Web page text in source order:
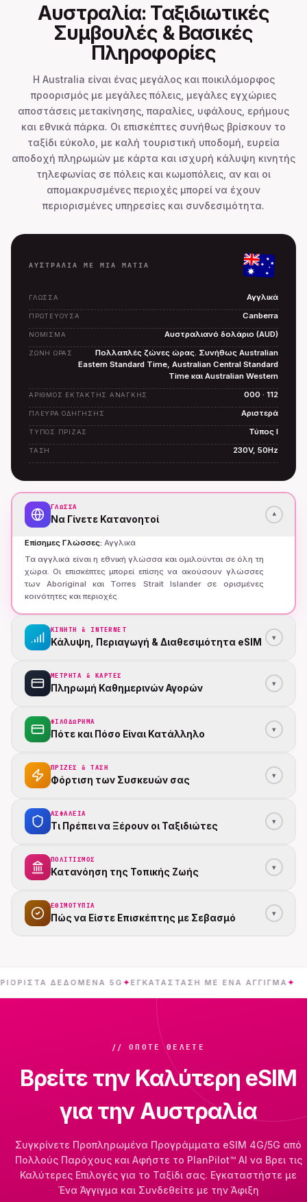
Αυστραλία: Ταξιδιωτικές
Συμβουλές & Βασικές
Πληροφορίες
Η Australia είναι ένας μεγάλος και ποικιλόμορφος
προορισμός με μεγάλες πόλεις, μεγάλες εγχώριες
αποστάσεις μετακίνησης, παραλίες, υφάλους, ερήμους
και εθνικά πάρκα. Οι επισκέπτες συνήθως βρίσκουν το
ταξίδι εύκολο, με καλή τουριστική υποδομή, ευρεία
αποδοχή πληρωμών με κάρτα και ισχυρή κάλυψη κινητής
τηλεφωνίας σε πόλεις και κωμοπόλεις, αν και οι
απομακρυσμένες περιοχές μπορεί να έχουν
περιορισμένες υπηρεσίες και συνδεσιμότητα.
ΑΥΣΤΡΑΛΊΑ ΜΕ ΜΙΑ ΜΑΤΙΑ
ΓΛΏΣΣΑ Αγγλικά
ΠΡΩΤΕΎΟΥΣΑ Canberra
ΝΌΜΙΣΜΑ Αυστραλιανό δολάριο (AUD)
ΖΏΝΗ ΏΡΑΣ
Πολλαπλές ζώνες ώρας. Συνήθως Australian
Eastern Standard Time, Australian Central Standard
Time και Australian Western
ΑΡΙΘΜΌΣ ΈΚΤΑΚΤΗΣ ΑΝΆΓΚΗΣ 000 · 112
ΠΛΕΥΡΆ ΟΔΉΓΗΣΗΣ Αριστερά
ΤΎΠΟΣ ΠΡΊΖΑΣ Τύπος I
ΤΆΣΗ 230V, 50Hz
ΓΛΏΣΣΑ
Να Γίνετε Κατανοητοί ▾
Επίσημες Γλώσσες: Αγγλικά
Τα αγγλικά είναι η εθνική γλώσσα και ομιλούνται σε όλη τη
χώρα. Οι επισκέπτες μπορεί επίσης να ακούσουν γλώσσες
των Aboriginal και Torres Strait Islander σε ορισμένες
κοινότητες και περιοχές.
ΚΙΝΗΤΗ & INTERNET
Κάλυψη, Περιαγωγή & Διαθεσιμότητα eSIM ▾
ΜΕΤΡΗΤΆ & ΚΆΡΤΕΣ
Πληρωμή Καθημερινών Αγορών ▾
ΦΙΛΟΔΏΡΗΜΑ
Πότε και Πόσο Είναι Κατάλληλο ▾
ΠΡΊΖΕΣ & ΤΆΣΗ
Φόρτιση των Συσκευών σας ▾
ΑΣΦΆΛΕΙΑ
Τι Πρέπει να Ξέρουν οι Ταξιδιώτες ▾
ΠΟΛΙΤΙΣΜΌΣ
Κατανόηση της Τοπικής Ζωής ▾
ΕΘΙΜΟΤΥΠΊΑ
Πώς να Είστε Επισκέπτης με Σεβασμό ▾
ΔΕΔΟΜΈΝΑ 5G ✦ ΕΓΚΑΤΆΣΤΑΣΗ ΜΕ ΈΝΑ ΆΓΓΙΓΜΑ✦
// ΌΠΟΤΕ ΘΈΛΕΤΕ
Βρείτε την Καλύτερη eSIM
για την Αυστραλία
Συγκρίνετε Προπληρωμένα Προγράμματα eSIM 4G/5G από
Πολλούς Παρόχους και Αφήστε το PlanPilot™ AI να Βρει τις
Καλύτερες Επιλογές για το Ταξίδι σας. Εγκαταστήστε με
Ένα Άγγιγμα και Συνδεθείτε με την Άφιξη